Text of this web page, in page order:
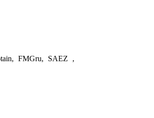
FMGru, SAEZ ,